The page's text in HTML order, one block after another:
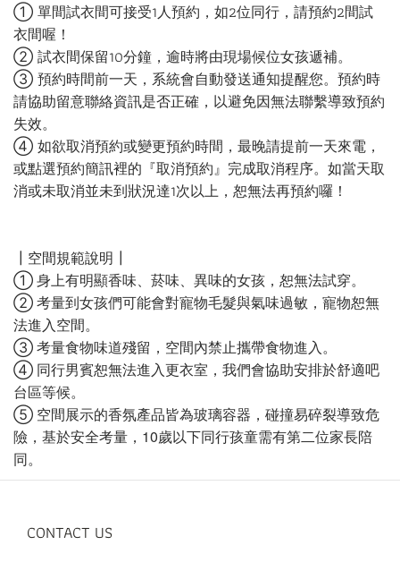
① 單間試衣間可接受1人預約，如2位同行，請預約2間試
衣間喔！
② 試衣間保留10分鐘，逾時將由現場候位女孩遞補。
③ 預約時間前一天，系統會自動發送通知提醒您。預約時
請協助留意聯絡資訊是否正確，以避免因無法聯繫導致預約
失效。
④ 如欲取消預約或變更預約時間，最晚請提前一天來電，
或點選預約簡訊裡的『取消預約』完成取消程序。如當天取
消或未取消並未到狀況達1次以上，恕無法再預約囉！
┃空間規範說明┃
①身上有明顯香味、菸味、異味的女孩，恕無法試穿。
②考量到女孩們可能會對寵物毛髮與氣味過敏，寵物恕無
法進入空間。
③考量食物味道殘留，空間內禁止攜帶食物進入。
④ 同行男賓恕無法進入更衣室，我們會協助安排於舒適吧
台區等候。
⑤ 空間展示的香氛產品皆為玻璃容器，碰撞易碎裂導致危
險，基於安全考量， 10歲以下同行孩童需有第二位家長陪
同。
CONTACT US